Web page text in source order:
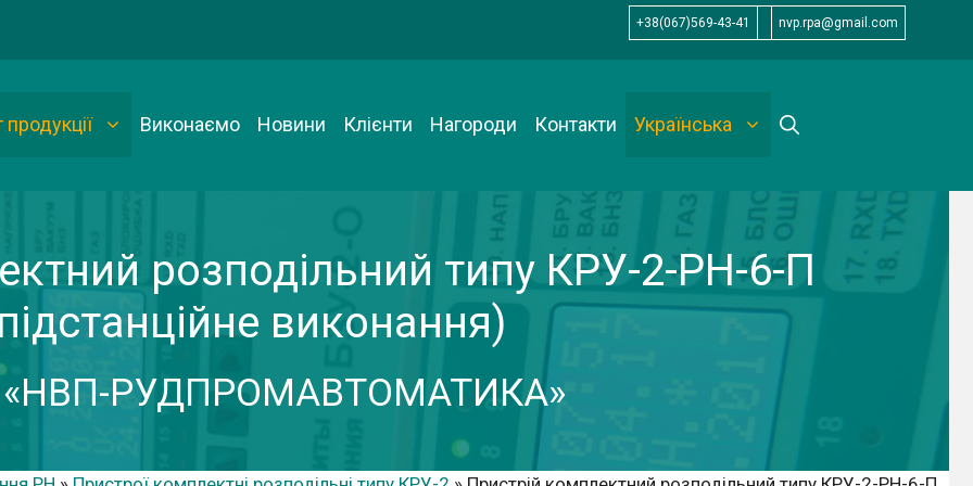
+38(067)569-43-41 nvp.rpa@gmail.com
продукції Виконаємо Новини Клієнти Нагороди Контакти Українська
розподільний типу КРУ-2-РН-6-П
виконання)
РУДПРОМАВТОМАТИКА»